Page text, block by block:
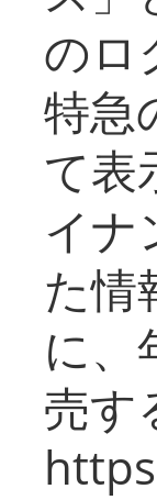
のロ
特急
て表
イナ
た情
に、
売す